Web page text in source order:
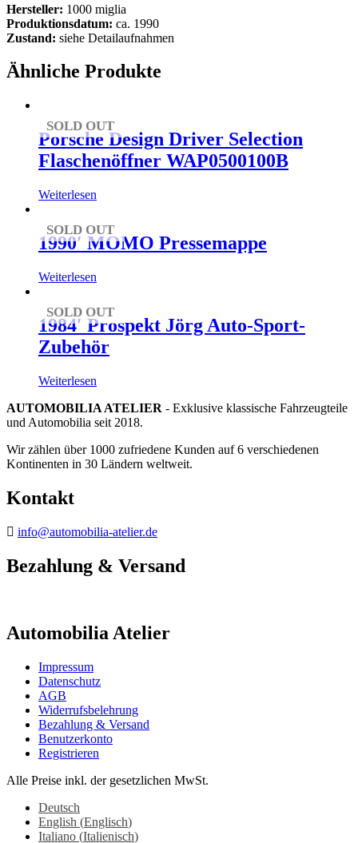
Hersteller: 1000 miglia
Produktionsdatum: ca. 1990
Zustand: siehe Detailaufnahmen
Ähnliche Produkte
SOLD OUT
Porsche Design Driver Selection
Flaschenöffner WAP0500100B
Weiterlesen
SOLD OUT
1990′ MOMO Pressemappe
Weiterlesen
SOLD OUT
1984′ Prospekt Jörg Auto-Sport-
Zubehör
Weiterlesen
AUTOMOBILIA ATELIER - Exklusive klassische Fahrzeugteile
und Automobilia seit 2018.
Wir zählen über 1000 zufriedene Kunden auf 6 verschiedenen
Kontinenten in 30 Ländern weltweit.
Kontakt
info@automobilia-atelier.de
Bezahlung & Versand
Automobilia Atelier
Impressum
Datenschutz
AGB
Widerrufsbelehrung
Bezahlung & Versand
Benutzerkonto
Registrieren
Alle Preise inkl. der gesetzlichen MwSt.
Deutsch
English (Englisch)
Italiano (Italienisch)